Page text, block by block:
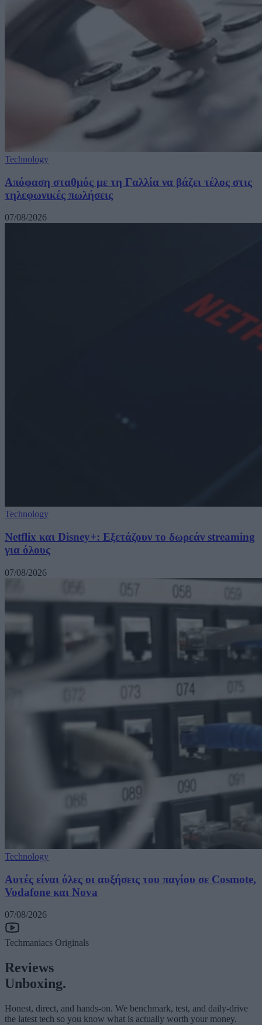
Technology
Απόφαση σταθμός με τη Γαλλία να βάζει τέλος στις
τηλεφωνικές πωλήσεις
07/08/2026
Technology
Netflix και Disney+: Εξετάζουν το δωρεάν streaming
για όλους
07/08/2026
Technology
Αυτές είναι όλες οι αυξήσεις του παγίου σε Cosmote,
Vodafone και Nova
07/08/2026
Techmaniacs Originals
Reviews
Unboxing.
Honest, direct, and hands-on. We benchmark, test, and daily-drive
the latest tech so you know what is actually worth your money.